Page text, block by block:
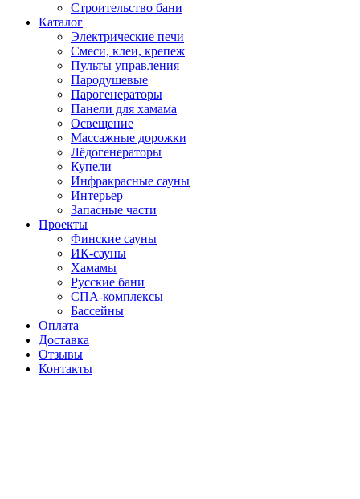
Строительство бани
Каталог
Электрические печи
Смеси, клеи, крепеж
Пульты управления
Пародушевые
Парогенераторы
Панели для хамама
Освещение
Массажные дорожки
Лёдогенераторы
Купели
Инфракрасные сауны
Интерьер
Запасные части
Проекты
Финские сауны
ИК-сауны
Хамамы
Русские бани
СПА-комплексы
Бассейны
Оплата
Доставка
Отзывы
Контакты